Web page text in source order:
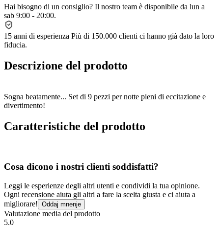
Hai bisogno di un consiglio? Il nostro team è disponibile da lun a
sab 9:00 - 20:00.
15 anni di esperienza Più di 150.000 clienti ci hanno già dato la loro
fiducia.
Descrizione del prodotto
Sogna beatamente... Set di 9 pezzi per notte pieni di eccitazione e
divertimento!
Caratteristiche del prodotto
Cosa dicono i nostri clienti soddisfatti?
Leggi le esperienze degli altri utenti e condividi la tua opinione.
Ogni recensione aiuta gli altri a fare la scelta giusta e ci aiuta a
migliorare! Oddaj mnenje
Valutazione media del prodotto
5.0